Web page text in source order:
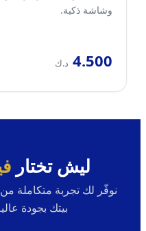
وشاشة ذكية.
4.500 د.ك
ليش تختار
نوفّر لك تجربة متكاملة من
بيتك بجودة